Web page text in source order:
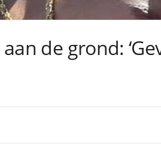
de grond: